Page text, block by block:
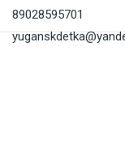
89028595701